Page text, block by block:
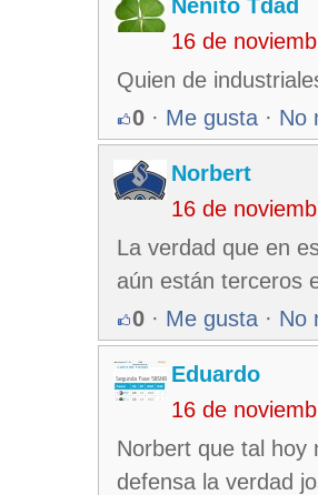
Nenito Tdad
16 de
Quien de
0 · Me gusta · No
Norbert
16 de
La verdad que en
aún están terceros
0 · Me gusta · No
Eduardo
16 de
Norbert que tal hoy
defensa la verdad